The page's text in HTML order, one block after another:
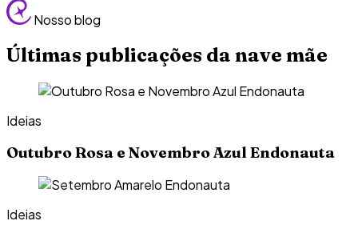
Nosso blog
Últimas publicações da nave mãe
Ideias
Outubro Rosa e Novembro Azul Endonauta
Ideias